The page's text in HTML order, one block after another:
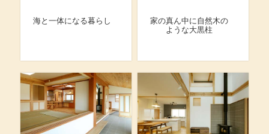
海と一体になる暮らし
家の真ん中に自然木の
ような大黒柱